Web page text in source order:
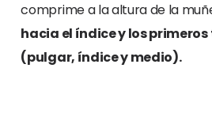
comprime a la altura de la
hacia el índice y los
(pulgar, índice y medio).